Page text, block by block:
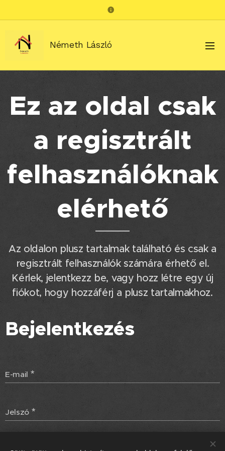
Németh László
Ez az oldal csak
a regisztrált
felhasználóknak
elérhető
Az oldalon plusz tartalmak található és csak a
regisztrált felhasználók számára érhető el.
Kérlek, jelentkezz be, vagy hozz létre egy új
fiókot, hogy hozzáférj a plusz tartalmakhoz.
Bejelentkezés
E-mail
Jelszó